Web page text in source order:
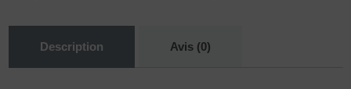
Description Avis (0)